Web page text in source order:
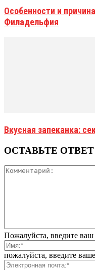
Особенности и
Филадельфия
Вкусная запеканка:
ОСТАВЬТЕ ОТВЕТ
Пожалуйста, введите
пожалуйста, введите